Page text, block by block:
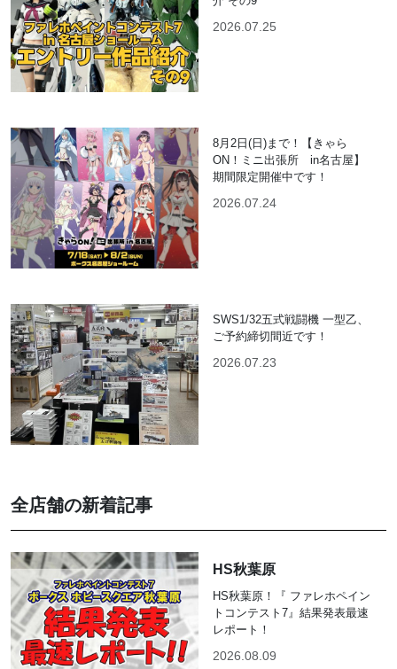
2026.07.25
8月2日(日)まで！【きゃら
ON！ミニ出張所 in名古屋】
期間限定開催中です！
2026.07.24
SWS1/32五式戦闘機 一型乙、
ご予約締切間近です！
2026.07.23
全店舗の新着記事
HS秋葉原
HS秋葉原！『 ファレホペイン
トコンテスト7』結果発表最速
レポート！
2026.08.09